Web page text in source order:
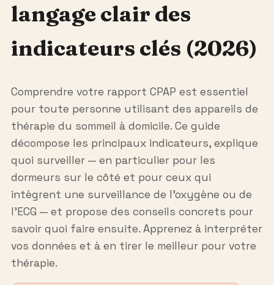
langage clair des
indicateurs clés (2026)
Comprendre votre rapport CPAP est essentiel
pour toute personne utilisant des appareils de
thérapie du sommeil à domicile. Ce guide
décompose les principaux indicateurs, explique
quoi surveiller — en particulier pour les
dormeurs sur le côté et pour ceux qui
intègrent une surveillance de l’oxygène ou de
l’ECG — et propose des conseils concrets pour
savoir quoi faire ensuite. Apprenez à interpréter
vos données et à en tirer le meilleur pour votre
thérapie.